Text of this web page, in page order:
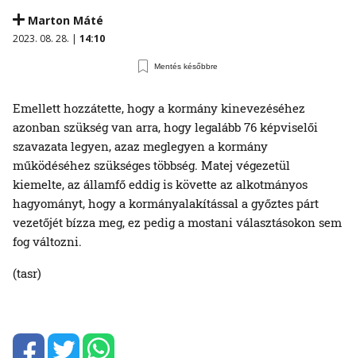
Marton Máté
2023. 08. 28. | 14:10
Mentés későbbre
Emellett hozzátette, hogy a kormány kinevezéséhez
azonban szükség van arra, hogy legalább 76 képviselői
szavazata legyen, azaz meglegyen a kormány
működéséhez szükséges többség. Matej végezetül
kiemelte, az államfő eddig is követte az alkotmányos
hagyományt, hogy a kormányalakítással a győztes párt
vezetőjét bízza meg, ez pedig a mostani választásokon sem
fog változni.
(tasr)